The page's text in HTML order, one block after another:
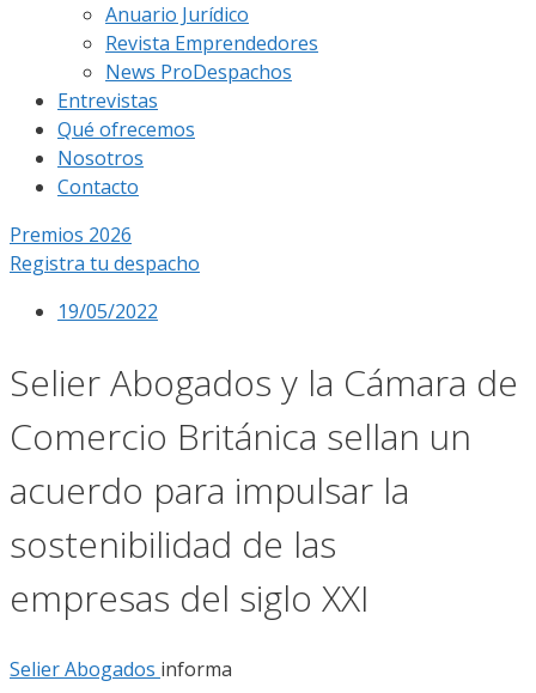
Anuario Jurídico
Revista Emprendedores
News ProDespachos
Entrevistas
Qué ofrecemos
Nosotros
Contacto
Premios 2026
Registra tu despacho
19/05/2022
Selier Abogados y la Cámara de
Comercio Británica sellan un
acuerdo para impulsar la
sostenibilidad de las
empresas del siglo XXI
Selier Abogados informa